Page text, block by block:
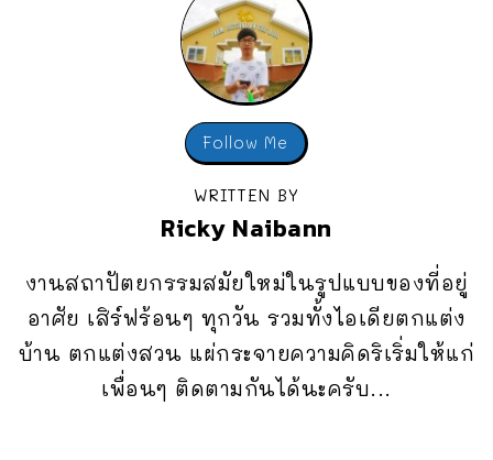
Follow Me
WRITTEN BY
Ricky Naibann
งานสถาปัตยกรรมสมัยใหม่ในรูปแบบของที่อยู่
อาศัย เสิร์ฟร้อนๆ ทุกวัน รวมทั้งไอเดียตกแต่ง
บ้าน ตกแต่งสวน แผ่กระจายความคิดริเริ่มให้แก่
เพื่อนๆ ติดตามกันได้นะครับ...